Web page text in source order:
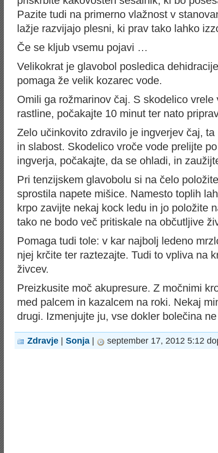
Pazite tudi na primerno vlažnost v
lažje razvijajo plesni, ki prav tako lahko
Če se kljub vsemu pojavi …
Velikokrat je glavobol posledica
pomaga že velik kozarec vode.
Omili ga rožmarinov čaj. S skodelico
rastline, počakajte 10 minut ter nato
Zelo učinkovito zdravilo je ingverjev čaj,
in slabost. Skodelico vroče vode prelijte
ingverja, počakajte, da se ohladi, in
Pri tenzijskem glavobolu si na čelo
sprostila napete mišice. Namesto toplih
krpo zavijte nekaj kock ledu in jo položite
tako ne bodo več pritiskale na občutljive
Pomaga tudi tole: v kar najbolj ledeno
njej krčite ter raztezajte. Tudi to vpliva na
živcev.
Preizkusite moč akupresure. Z močnimi
med palcem in kazalcem na roki. Nekaj
drugi. Izmenjujte ju, vse dokler bolečina
Zdravje Sonja september 17, 2012 5:12